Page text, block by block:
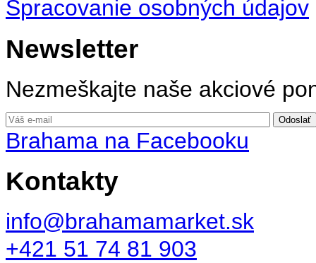
Spracovanie osobných údajov
Newsletter
Nezmeškajte naše akciové
Brahama na Facebooku
Kontakty
info@brahamamarket.sk
+421 51 74 81 903